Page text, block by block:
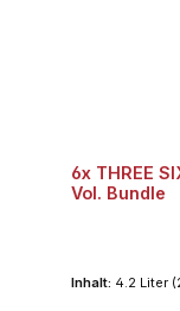
6x THREE
Vol. Bundle
Inhalt: 4.2 Liter